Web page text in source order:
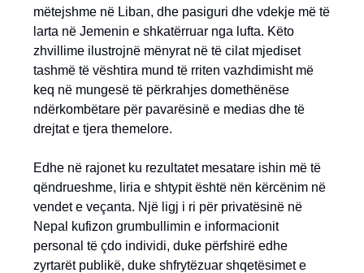
mëtejshme në Liban, dhe pasiguri dhe vdekje më të
larta në Jemenin e shkatërruar nga lufta. Këto
zhvillime ilustrojnë mënyrat në të cilat mjediset
tashmë të vështira mund të rriten vazhdimisht më
keq në mungesë të përkrahjes domethënëse
ndërkombëtare për pavarësinë e medias dhe të
drejtat e tjera themelore.
Edhe në rajonet ku rezultatet mesatare ishin më të
qëndrueshme, liria e shtypit është nën kërcënim në
vendet e veçanta. Një ligj i ri për privatësinë në
Nepal kufizon grumbullimin e informacionit
personal të çdo individi, duke përfshirë edhe
zyrtarët publikë, duke shfrytëzuar shqetësimet e